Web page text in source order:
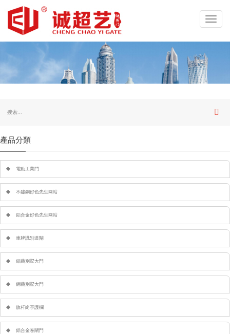
產品分類
電動工業門
不鏽鋼好色先生网站
鋁合金好色先生网站
車牌識別道閘
鋁藝別墅大門
鋼藝別墅大門
旗杆崗亭護欄
鋁合金卷閘門